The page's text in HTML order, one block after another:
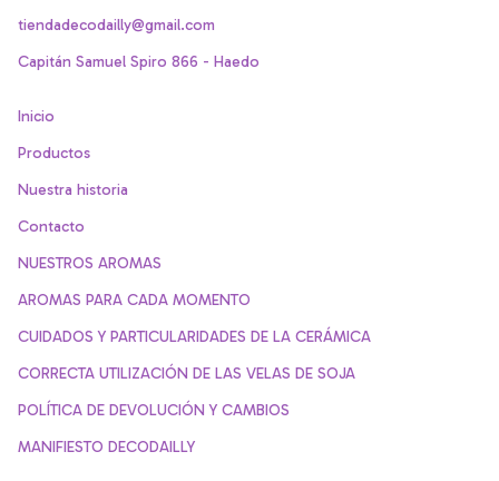
tiendadecodailly@gmail.com
Capitán Samuel Spiro 866 - Haedo
Inicio
Productos
Nuestra historia
Contacto
NUESTROS AROMAS
AROMAS PARA CADA MOMENTO
CUIDADOS Y PARTICULARIDADES DE LA CERÁMICA
CORRECTA UTILIZACIÓN DE LAS VELAS DE SOJA
POLÍTICA DE DEVOLUCIÓN Y CAMBIOS
MANIFIESTO DECODAILLY